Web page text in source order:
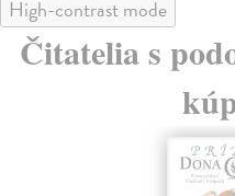
High-contrast mode
Čitatelia s